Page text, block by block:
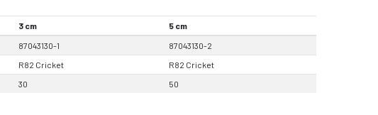
3 cm
5 cm
87043130-1
87043130-2
R82 Cricket
R82 Cricket
30 50